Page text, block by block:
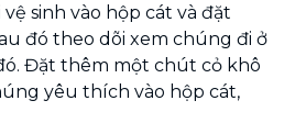
sinh vào hộp cát và đặt
đó theo dõi xem chúng đi ở
Đặt thêm một chút cỏ khô
yêu thích vào hộp cát,